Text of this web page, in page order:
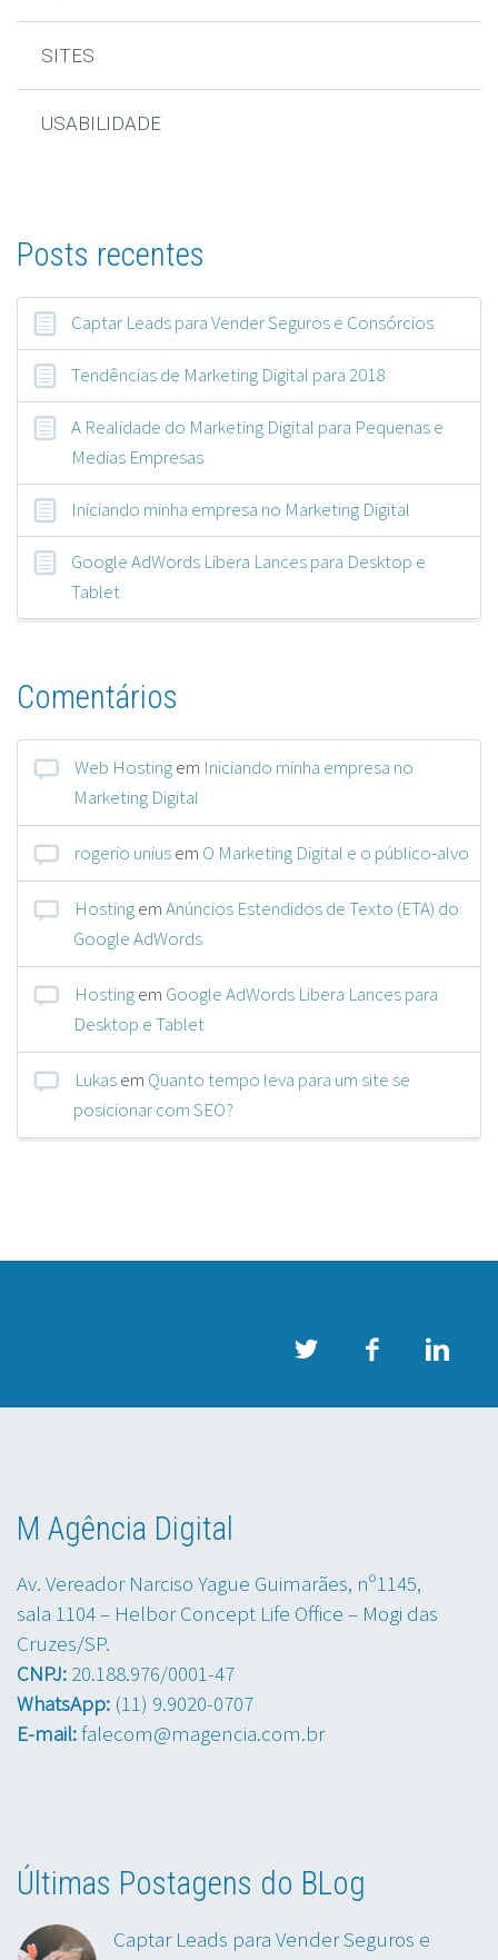
SITES
USABILIDADE
Posts recentes
Captar Leads para Vender Seguros e Consórcios
Tendências de Marketing Digital para 2018
A Realidade do Marketing Digital para Pequenas e
Medias Empresas
Iniciando minha empresa no Marketing Digital
Google AdWords Libera Lances para Desktop e
Tablet
Comentários
Web Hostingem Iniciando minha empresa no
Marketing Digital
rogerio uniusem O Marketing Digital e o público-alvo
HostingemAnúncios Estendidos de Texto (ETA) do
Google AdWords
Hostingem Google AdWords Libera Lances para
Desktop e Tablet
Lukasem Quanto tempo leva para um site se
posicionar com SEO?
M Agência Digital
Av. Vereador Narciso Yague Guimarães, nº1145,
sala 1104 – Helbor Concept Life Office – Mogi das
Cruzes/SP.
CNPJ: 20.188.976/0001-47
WhatsApp: (11) 9.9020-0707
E-mail:falecom@magencia.com.br
Últimas Postagens do BLog
Captar Leads para Vender Seguros e